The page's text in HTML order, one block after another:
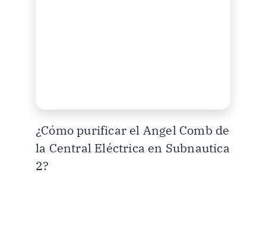
¿Cómo purificar el Angel Comb de
la Central Eléctrica en Subnautica
2?